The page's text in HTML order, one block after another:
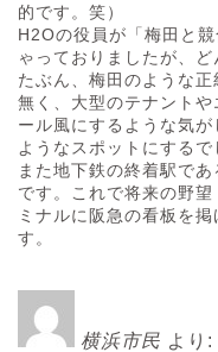
的です。笑）
H2Oの役員が「梅田と
ゃっておりましたが、ど
たぶん、梅田のような
無く、大型のテナント
ール風にするような気
ようなスポットにするで
また地下鉄の終着駅で
です。これで将来の野
ミナルに阪急の看板を
す。
横浜市民 より: